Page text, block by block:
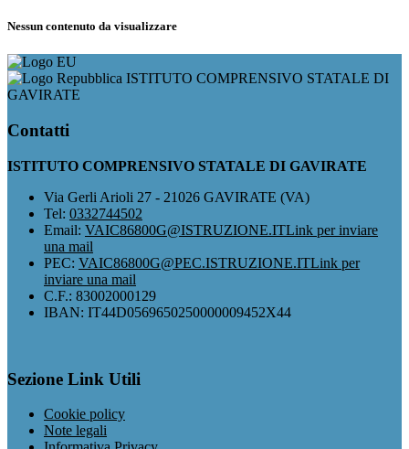
Nessun contenuto da visualizzare
ISTITUTO COMPRENSIVO STATALE DI
GAVIRATE
Contatti
ISTITUTO COMPRENSIVO STATALE DI GAVIRATE
Via Gerli Arioli 27 - 21026 GAVIRATE (VA)
Tel: 0332744502
Email: VAIC86800G@ISTRUZIONE.ITLink per inviare
una mail
PEC: VAIC86800G@PEC.ISTRUZIONE.ITLink per
inviare una mail
C.F.: 83002000129
IBAN: IT44D0569650250000009452X44
Sezione Link Utili
Cookie policy
Note legali